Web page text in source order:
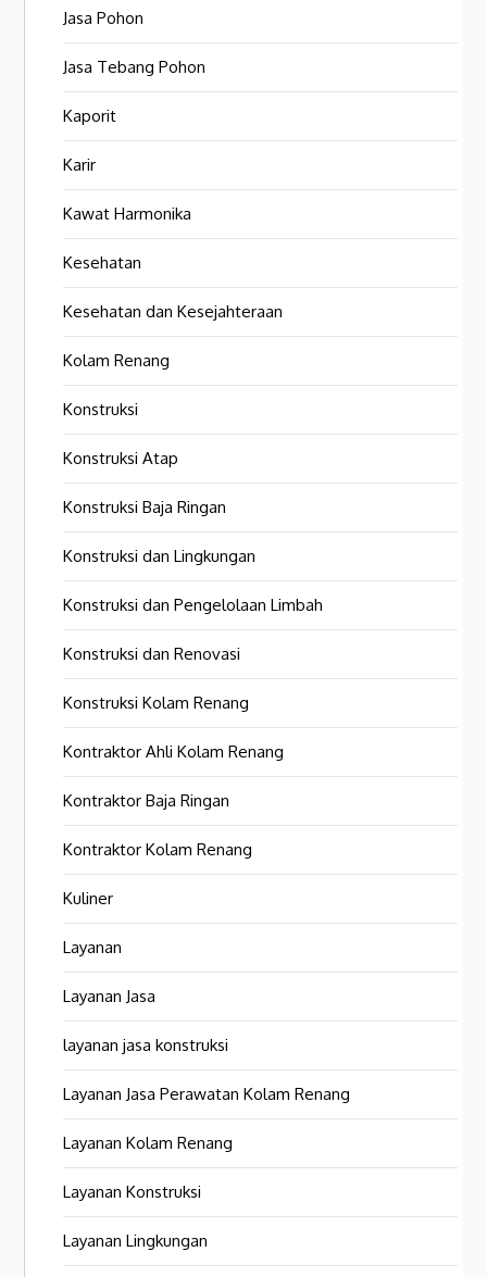
Jasa Pohon
Jasa Tebang Pohon
Kaporit
Karir
Kawat Harmonika
Kesehatan
Kesehatan dan Kesejahteraan
Kolam Renang
Konstruksi
Konstruksi Atap
Konstruksi Baja Ringan
Konstruksi dan Lingkungan
Konstruksi dan Pengelolaan Limbah
Konstruksi dan Renovasi
Konstruksi Kolam Renang
Kontraktor Ahli Kolam Renang
Kontraktor Baja Ringan
Kontraktor Kolam Renang
Kuliner
Layanan
Layanan Jasa
layanan jasa konstruksi
Layanan Jasa Perawatan Kolam Renang
Layanan Kolam Renang
Layanan Konstruksi
Layanan Lingkungan